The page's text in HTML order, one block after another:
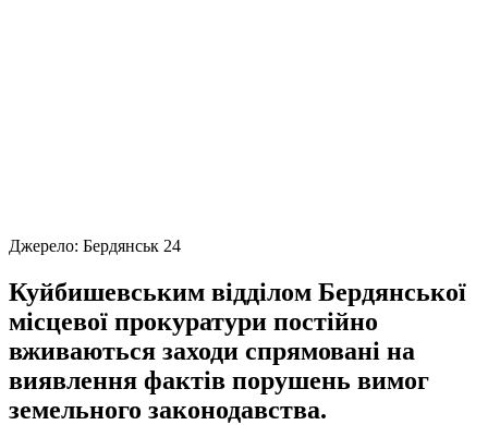
Джерело: Бердянськ 24
Куйбишевським відділом Бердянської
місцевої прокуратури постійно
вживаються заходи спрямовані на
виявлення фактів порушень вимог
земельного законодавства.